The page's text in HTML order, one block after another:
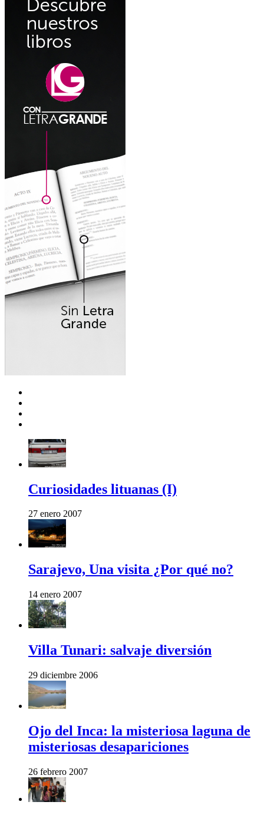
Curiosidades lituanas (I)
27 enero 2007
Sarajevo, Una visita ¿Por qué no?
14 enero 2007
Villa Tunari: salvaje diversión
29 diciembre 2006
Ojo del Inca: la misteriosa laguna de
misteriosas desapariciones
26 febrero 2007